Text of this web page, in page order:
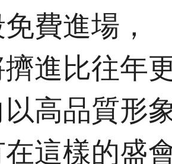
費進場，
進比往年
高品質形
這樣的盛